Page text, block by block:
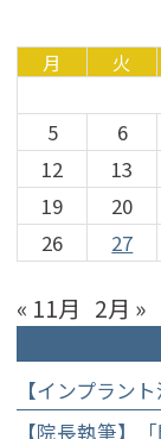
月 火
5
6
12
13
19
20
26
27
« 11月 2月 »